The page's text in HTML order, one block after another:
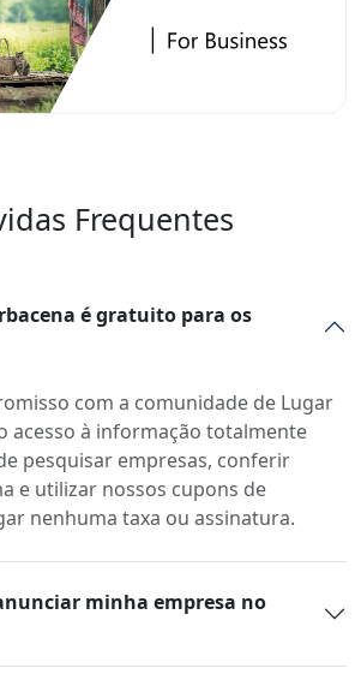
Frequentes
é gratuito para os
com a comunidade de Lugar
acesso à informação totalmente
pesquisar empresas, conferir
e utilizar nossos cupons de
nenhuma taxa ou assinatura.
minha empresa no